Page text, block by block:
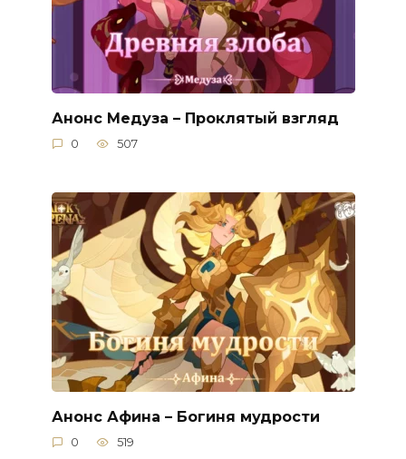
Анонс Медуза – Проклятый взгляд
0 507
Анонс Афина – Богиня мудрости
0 519